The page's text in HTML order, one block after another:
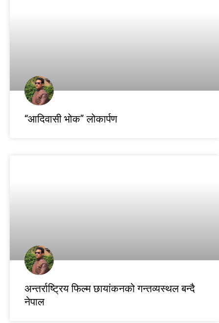
“आदिवासी भोक” लोकार्पण
अन्तर्राष्ट्रिय फिल्म छायांकनको गन्तव्यस्थल बन्दै
नेपाल